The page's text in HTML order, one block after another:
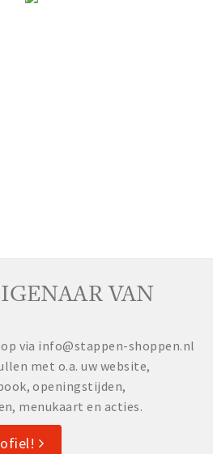
VAN
via info@stappen-shoppen.nl
met o.a. uw website,
openingstijden,
menukaart en acties.